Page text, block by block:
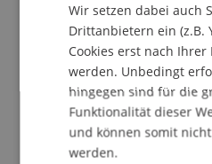
Publikationsart
Projektbericht
Mitarbeitende
Wir setzen dabei auch
Drittanbietern ein (z.B.
Cookies erst nach
werden. Unbedingt
hingegen sind für die
Funktionalität dieser
und können somit
werden.